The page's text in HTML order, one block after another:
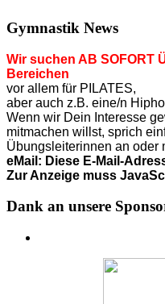
Gymnastik News
Wir suchen AB SOFORT
Bereichen
vor allem für PILATES,
aber auch z.B. eine/n
Wenn wir Dein Interesse
mitmachen willst, sprich
Übungsleiterinnen an oder
eMail: Diese E-Mail-
Zur Anzeige muss
Dank an unsere